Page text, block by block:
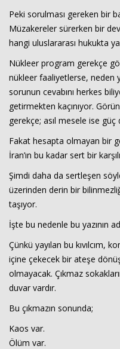
Peki sorulması gereken bir
Müzakereler sürerken bir
hangi uluslararası hukukta
Nükleer program gerekçe
nükleer faaliyetlerse, neden
sorunun cevabını herkes
getirmekten kaçınıyor.
gerekçe; asıl mesele ise güç
Fakat hesapta olmayan bir
İran’ın bu kadar sert bir
Şimdi daha da sertleşen
üzerinden derin bir
taşıyor.
İşte bu nedenle bu yazının
Çünkü yayılan bu kıvılcım,
içine çekecek bir ateşe
olmayacak. Çıkmaz
duvar vardır.
Bu çıkmazın sonunda;
Kaos var.
Ölüm var.